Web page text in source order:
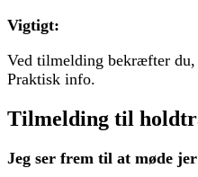
Vigtigt:
Ved tilmelding bekræfter
Praktisk info.
Tilmelding til
Jeg ser frem til at møde jer